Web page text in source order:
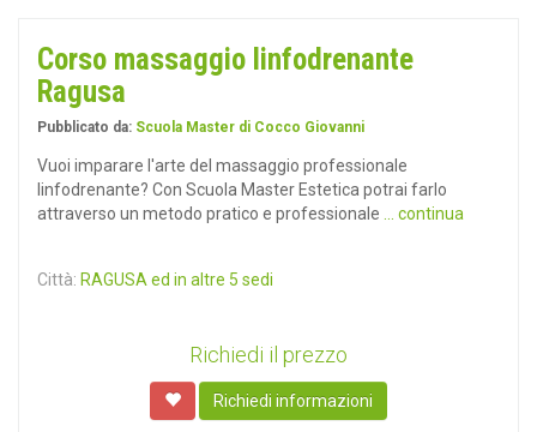
Corso massaggio linfodrenante
Ragusa
Pubblicato da: Scuola Master di Cocco Giovanni
Vuoi imparare l'arte del massaggio professionale
linfodrenante? Con Scuola Master Estetica potrai farlo
attraverso un metodo pratico e professionale
... continua
Città: RAGUSA ed in altre 5 sedi
Richiedi il prezzo
Richiedi informazioni